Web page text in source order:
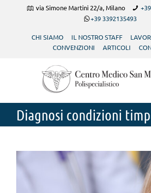
via Simone Martini 22/a, Milano
+39 3392135493
CHI SIAMO IL NOSTRO STAFF
CONVENZIONI
ARTICOLI
Diagnosi condizioni